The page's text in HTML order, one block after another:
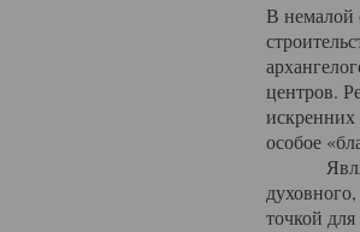
В немалой
центров.
искренних
особое
точкой